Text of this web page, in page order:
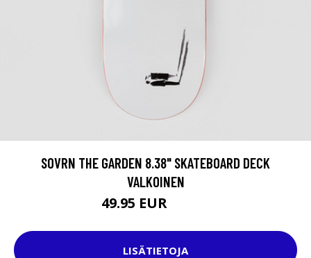
SOVRN THE GARDEN 8.38" SKATEBOARD DECK
VALKOINEN
49.95 EUR
LISÄTIETOJA